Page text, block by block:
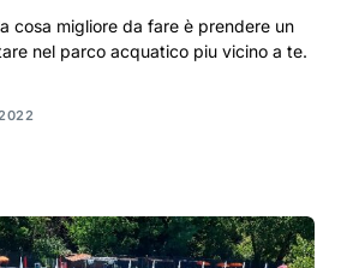
cosa migliore da fare è prendere un
nel parco acquatico piu vicino a te.